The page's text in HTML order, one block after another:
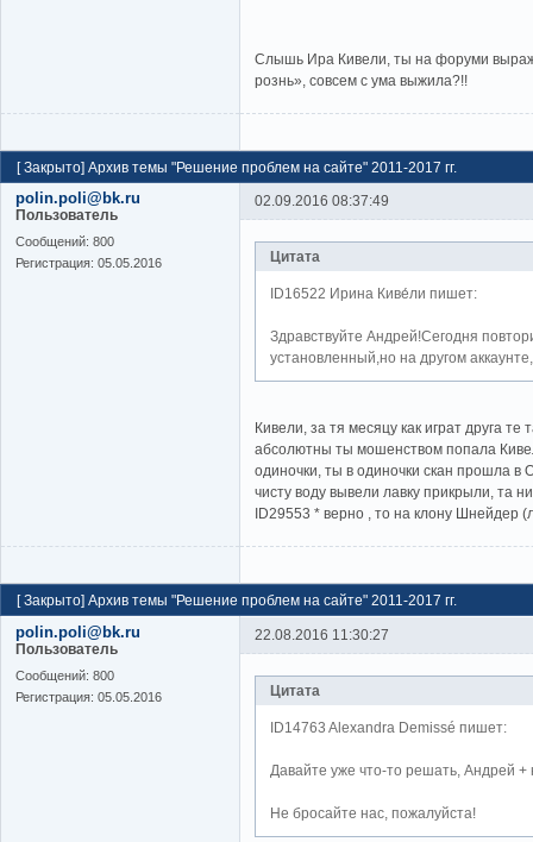
Слышь Ира Кивели, ты на форуми
рознь», совсем с ума выжила?!!
[Закрыто] Архив темы "Решение проблем на сайте" 2011-2017 гг.
polin.poli@bk.ru
Пользователь
Cообщений: 800
Регистрация: 05.05.2016
02.09.2016 08:37:49
Цитата
ID16522 Ирина Киве́ли пишет:
Здравствуйте Андрей!Сегодня
установленный,но на другом
Кивели, за тя месяцу как играт друга
абсолютны ты мошенством попала
одиночки, ты в одиночки скан прошла в
чисту воду вывели лавку прикрыли, та
ID29553 * верно , то на клону Шнейдер
[Закрыто] Архив темы "Решение проблем на сайте" 2011-2017 гг.
polin.poli@bk.ru
Пользователь
Cообщений: 800
Регистрация: 05.05.2016
22.08.2016 11:30:27
Цитата
ID14763 Alexandra Demissé пишет:
Давайте уже что-то решать, Андрей +
Не бросайте нас, пожалуйста!